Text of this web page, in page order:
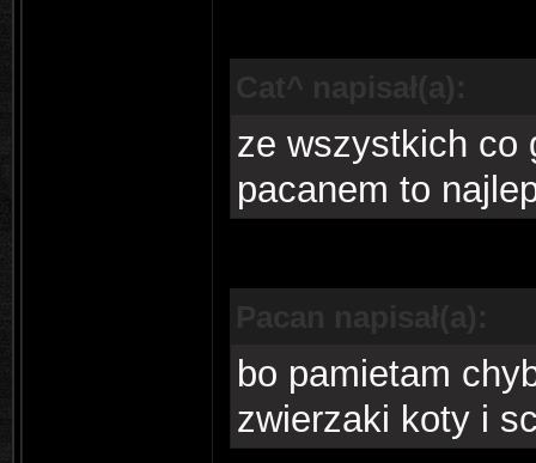
ze wszystkich co
pacanem to
bo pamietam
zwierzaki koty i